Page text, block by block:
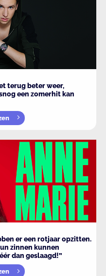
terug beter weer,
een zomerhit kan
er een rotjaar opzitten.
zinnen kunnen
dan geslaagd!”